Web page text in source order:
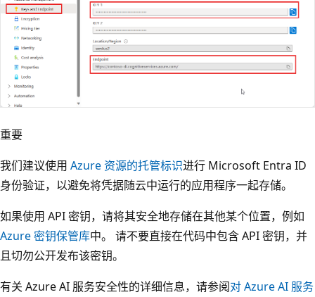
重要
我们建议使用 Azure 资源的托管标识进行 Microsoft Entra ID
身份验证，以避免将凭据随云中运行的应用程序一起存储。
如果使用 API 密钥，请将其安全地存储在其他某个位置，例如
Azure 密钥保管库中。 请不要直接在代码中包含 API 密钥，并
且切勿公开发布该密钥。
有关 Azure AI 服务安全性的详细信息，请参阅对 Azure AI 服务